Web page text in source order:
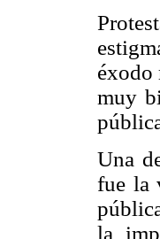
éxodo
muy
Una
fue la
la